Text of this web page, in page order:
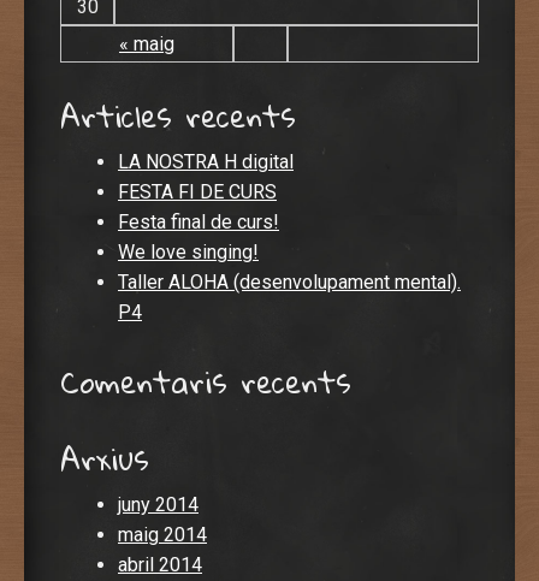
« maig
30
Articles recents
LA NOSTRA H digital
FESTA FI DE CURS
Festa final de curs!
We love singing!
Taller ALOHA (desenvolupament mental).
P4
Comentaris recents
Arxius
juny 2014
maig 2014
abril 2014